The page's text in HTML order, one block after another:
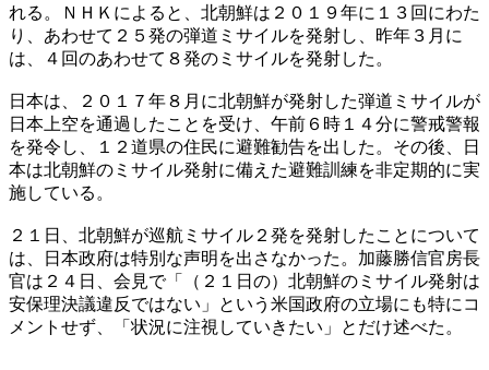
れる。ＮＨＫによると、北朝鮮は２０１９年に１３回にわた
り、あわせて２５発の弾道ミサイルを発射し、昨年３月に
は、４回のあわせて８発のミサイルを発射した。
日本は、２０１７年８月に北朝鮮が発射した弾道ミサイルが
日本上空を通過したことを受け、午前６時１４分に警戒警報
を発令し、１２道県の住民に避難勧告を出した。その後、日
本は北朝鮮のミサイル発射に備えた避難訓練を非定期的に実
施している。
２１日、北朝鮮が巡航ミサイル２発を発射したことについて
は、日本政府は特別な声明を出さなかった。加藤勝信官房長
官は２４日、会見で「（２１日の）北朝鮮のミサイル発射は
安保理決議違反ではない」という米国政府の立場にも特にコ
メントせず、「状況に注視していきたい」とだけ述べた。